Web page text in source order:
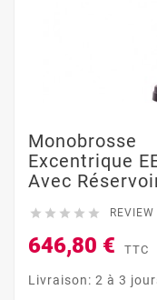
Monobrosse
Excentrique
Avec
    
646,80 € TTC
Livraison: 2 à 3